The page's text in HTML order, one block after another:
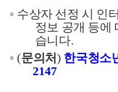
◦ 수상자 선정 시 인
정보 공개 등에
습니다.
◦ (문의 처) 한국청소
2147